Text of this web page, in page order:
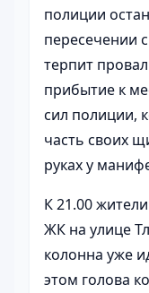
полиции
пересечении
терпит
прибытие к
сил полиции,
часть своих
руках у
К 21.00
ЖК на улице
колонна уже
этом голова